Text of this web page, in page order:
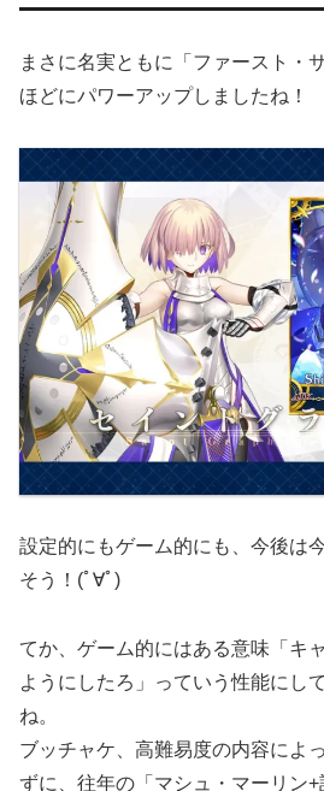
まさに名実ともに「ファースト・
ほどにパワーアップしましたね！
設定的にもゲーム的にも、今後は
そう！(ﾟ∀ﾟ)
てか、ゲーム的にはある意味「キ
ようにしたろ」っていう性能にし
ね。
ブッチャケ、高難易度の内容によ
ずに、往年の「マシュ・マーリン